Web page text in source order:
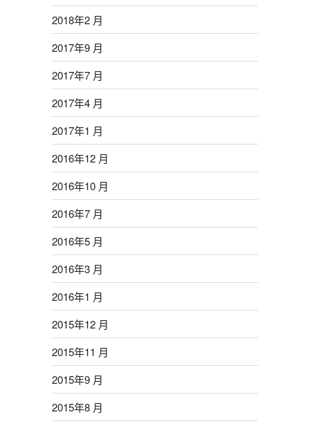
2018年2 月
2017年9 月
2017年7 月
2017年4 月
2017年1 月
2016年12 月
2016年10 月
2016年7 月
2016年5 月
2016年3 月
2016年1 月
2015年12 月
2015年11 月
2015年9 月
2015年8 月